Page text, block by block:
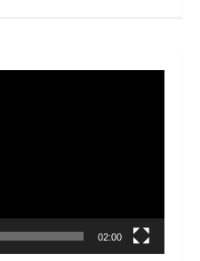
02:00